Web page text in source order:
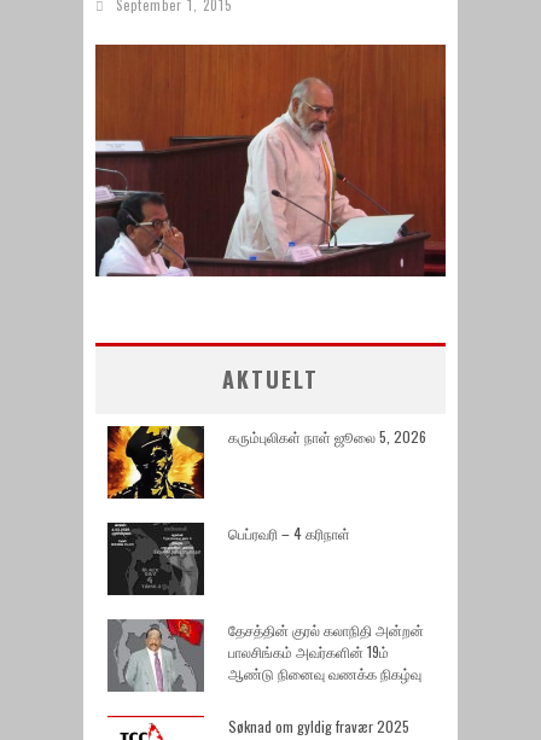
September 1, 2015
AKTUELT
கரும்புலிகள் நாள் ஜூலை 5, 2026
பெப்ரவரி – 4 கரிநாள்
தேசத்தின் குரல் கலாநிதி அன்றன்
பாலசிங்கம் அவர்களின் 19ம்
ஆண்டு நினைவு வணக்க நிகழ்வு
Søknad om gyldig fravær 2025